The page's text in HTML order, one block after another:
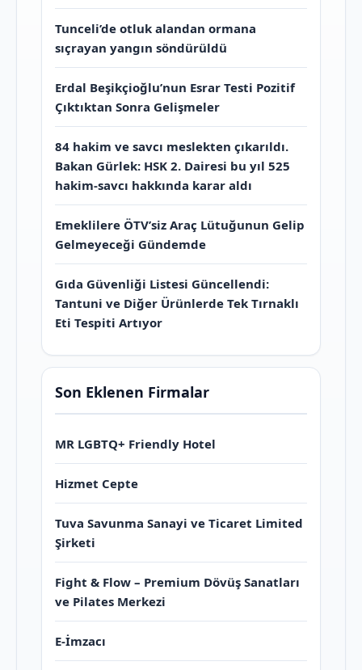
Tunceli’de otluk alandan ormana
sıçrayan yangın söndürüldü
Erdal Beşikçioğlu’nun Esrar Testi Pozitif
Çıktıktan Sonra Gelişmeler
84 hakim ve savcı meslekten çıkarıldı.
Bakan Gürlek: HSK 2. Dairesi bu yıl 525
hakim-savcı hakkında karar aldı
Emeklilere ÖTV’siz Araç Lütuğunun Gelip
Gelmeyeceği Gündemde
Gıda Güvenliği Listesi Güncellendi:
Tantuni ve Diğer Ürünlerde Tek Tırnaklı
Eti Tespiti Artıyor
Son Eklenen Firmalar
MR LGBTQ+ Friendly Hotel
Hizmet Cepte
Tuva Savunma Sanayi ve Ticaret Limited
Şirketi
Fight & Flow – Premium Dövüş Sanatları
ve Pilates Merkezi
E-İmzacı